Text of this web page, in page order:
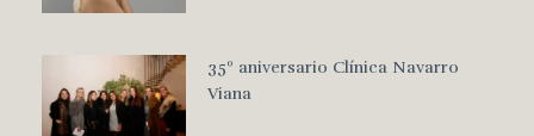
35º aniversario Clínica Navarro
Viana